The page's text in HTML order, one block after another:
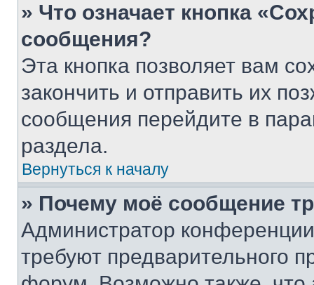
» Что означает кнопка
сообщения?
Эта кнопка позволяет вам
закончить и отправить их
сообщения перейдите в
раздела.
Вернуться к началу
» Почему моё сообщение
Администратор
требуют предварительного